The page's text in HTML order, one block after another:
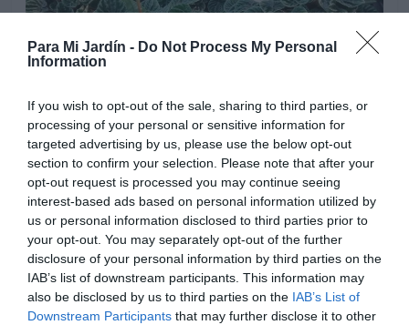
Para Mi Jardín - Do Not Process My Personal
Information
If you wish to opt-out of the sale, sharing to third parties, or
processing of your personal or sensitive information for
targeted advertising by us, please use the below opt-out
section to confirm your selection. Please note that after your
opt-out request is processed you may continue seeing
interest-based ads based on personal information utilized by
us or personal information disclosed to third parties prior to
your opt-out. You may separately opt-out of the further
disclosure of your personal information by third parties on the
IAB’s list of downstream participants. This information may
also be disclosed by us to third parties on the IAB’s List of
Downstream Participants that may further disclose it to other
Es recomendable abonar las plantas en época de
crecimiento, desde primavera hasta otoño, utilizar un
abono mineral liquido completo disuelto junto con el
agua de riego, aplicar quincenalmente a dosis mas
suaves de las recomendadas por el fabricante.
Asegurarnos que el orificio de drenaje no esta obstruido
y que el exceso del agua sale correctamente. Podemos